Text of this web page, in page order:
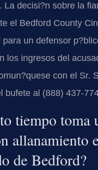
La decisi?n sobre la
el Bedford County
para un defensor
los ingresos del
con el Sr.
bufete al (888) 437-
tiempo toma
allanamiento
de Bedford?